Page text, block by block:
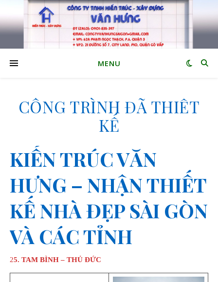
MENU
CÔNG TRÌNH ĐÃ THIẾT
KẾ
KIẾN TRÚC VĂN
HƯNG – NHẬN THIẾT
KẾ NHÀ ĐẸP SÀI GÒN
VÀ CÁC TỈNH
25. TAM BÌNH – THỦ ĐỨC